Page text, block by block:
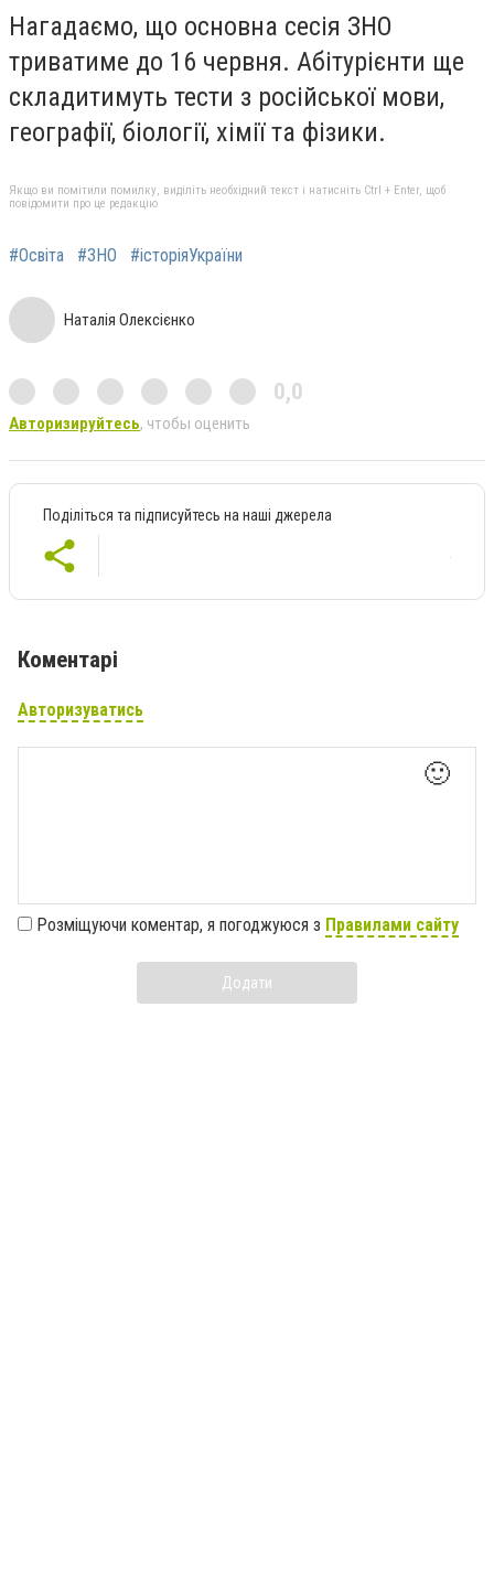
Нагадаємо, що основна сесія ЗНО
триватиме до 16 червня. Абітурієнти ще
складитимуть тести з російської мови,
географії, біології, хімії та фізики.
Якщо ви помітили помилку, виділіть необхідний текст і натисніть Ctrl + Enter, щоб
повідомити про це редакцію
#Освіта #ЗНО #історіяУкраїни
Наталія Олексієнко
0,0
Авторизируйтесь, чтобы оценить
Поділіться та підписуйтесь на наші джерела
Коментарі
Авторизуватись
🙂
Розміщуючи коментар, я погоджуюся з Правилами сайту
Додати